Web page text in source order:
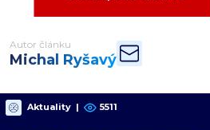
Autor článku
Michal Ryšavý
Aktuality | 5511